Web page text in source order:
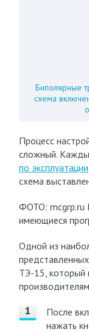
Биполярные
схема
Процесс
сложный.
по эксплуатации
схема
ФОТО: mcgrp.ru
имеющиеся
Одной из
ТЭ-15, который
После
нажать